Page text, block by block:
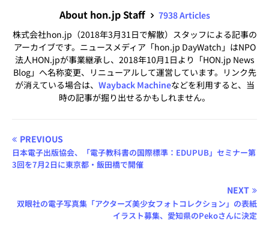
About hon.jp Staff
7938 Articles
株式会社hon.jp（2018年3月31日で解散）スタッフによる記事の
アーカイブです。ニュースメディア「hon.jp DayWatch」はNPO
法人HON.jpが事業継承し、2018年10月1日より「HON.jp News
Blog」へ名称変更、リニューアルして運営しています。リンク先
が消えている場合は、 Wayback Machineなどを利用すると、当
時の記事が掘り出せるかもしれません。
PREVIOUS
日本電子出版協会、「電子教科書の国際標準：EDUPUB」セミナー第
3回を7月2日に東京都・飯田橋で開催
NEXT
双眼社の電子写真集「アクターズ美少女フォトコレクション」の表紙
イラスト募集、愛知県のPekoさんに決定